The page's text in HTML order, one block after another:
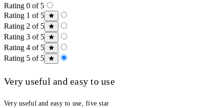
Rating 0 of 5
Rating 1 of 5
Rating 2 of 5
Rating 3 of 5
Rating 4 of 5
Rating 5 of 5
Very useful and easy to use
Very useful and easy to use, five star